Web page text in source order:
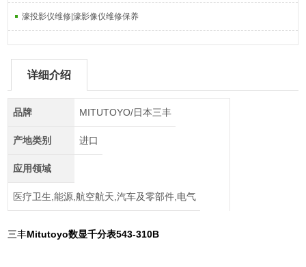
濠投影仪维修|濠影像仪维修保养
详细介绍
品牌 MITUTOYO/日本三丰
产地类别 进口
应用领域
医疗卫生,能源,航空航天,汽车及零部件,电气
三丰Mitutoyo数显千分表543-310B